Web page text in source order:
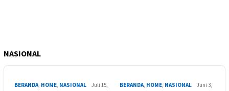
NASIONAL
BERANDA, HOME, NASIONAL
Juli 15,
BERANDA, HOME, NASIONAL
Juni 3,